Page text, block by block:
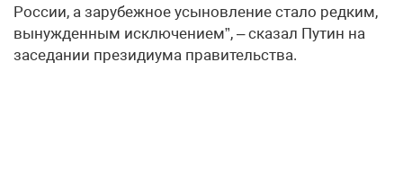
России, а зарубежное усыновление стало редким,
вынужденным исключением”, – сказал Путин на
заседании президиума правительства.